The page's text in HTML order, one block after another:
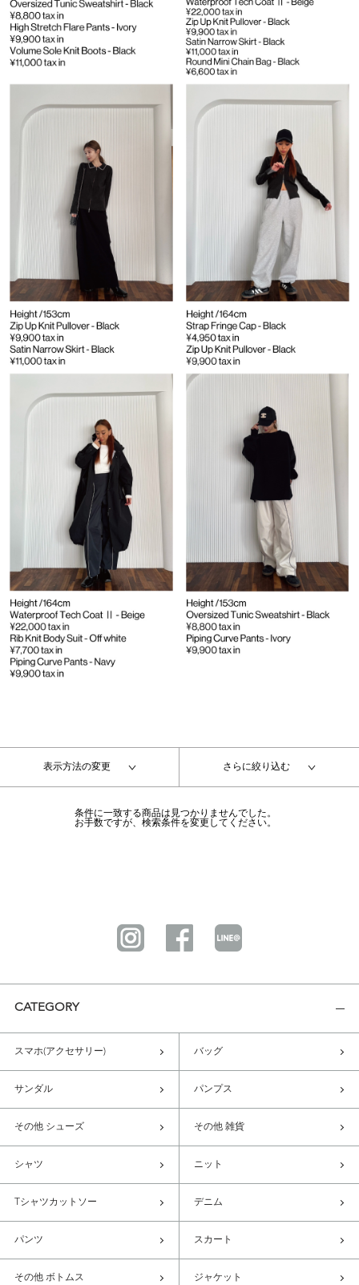
表示方法の変更 さらに絞り込む
条件に一致する商品は見つかりませんでした。
お手数ですが、検索条件を変更してください。
CATEGORY
スマホ(アクセサリー) バッグ
サンダル パンプス
その他 シューズ その他 雑貨
シャツ ニット
Tシャツカットソー デニム
パンツ スカート
その他 ボトムス ジャケット